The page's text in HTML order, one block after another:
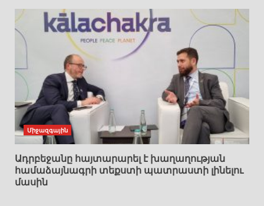
Միջազգային
Ադրբեջանը հայտարարել է խաղաղության
համաձայնագրի տեքստի պատրաստի լինելու
մասին